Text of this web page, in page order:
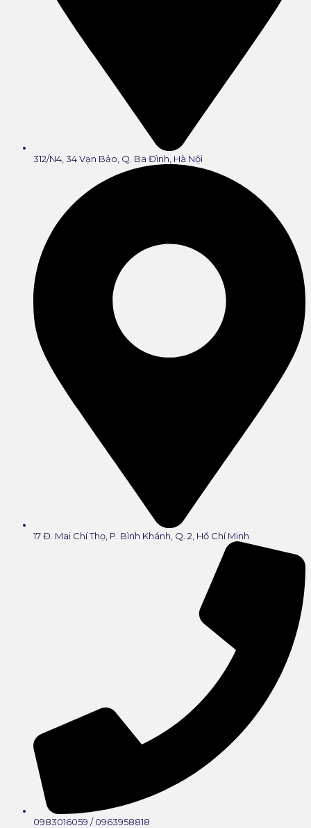
312/N4, 34 Vạn Bảo, Q. Ba Đình, Hà Nội
17 Đ. Mai Chí Thọ, P. Bình Khánh, Q. 2, Hồ Chí Minh
0983016059 / 0963958818